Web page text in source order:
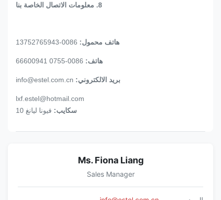
8. معلومات الاتصال الخاصة بنا
هاتف محمول:
هاتف:
بريد الالكتروني: info@estel.com.cn
lxf.estel@hotmail.com
سكايب: فيونا ليانغ 10
Ms. Fiona Liang
Sales Manager